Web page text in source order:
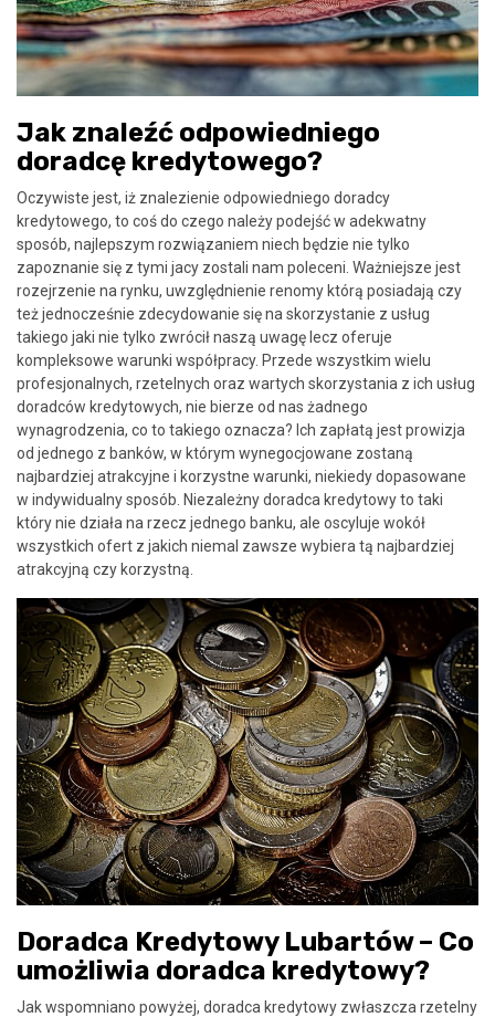
Jak znaleźć odpowiedniego
doradcę kredytowego?
Oczywiste jest, iż znalezienie odpowiedniego doradcy
kredytowego, to coś do czego należy podejść w adekwatny
sposób, najlepszym rozwiązaniem niech będzie nie tylko
zapoznanie się z tymi jacy zostali nam poleceni. Ważniejsze jest
rozejrzenie na rynku, uwzględnienie renomy którą posiadają czy
też jednocześnie zdecydowanie się na skorzystanie z usług
takiego jaki nie tylko zwrócił naszą uwagę lecz oferuje
kompleksowe warunki współpracy. Przede wszystkim wielu
profesjonalnych, rzetelnych oraz wartych skorzystania z ich usług
doradców kredytowych, nie bierze od nas żadnego
wynagrodzenia, co to takiego oznacza? Ich zapłatą jest prowizja
od jednego z banków, w którym wynegocjowane zostaną
najbardziej atrakcyjne i korzystne warunki, niekiedy dopasowane
w indywidualny sposób. Niezależny doradca kredytowy to taki
który nie działa na rzecz jednego banku, ale oscyluje wokół
wszystkich ofert z jakich niemal zawsze wybiera tą najbardziej
atrakcyjną czy korzystną.
Doradca Kredytowy Lubartów – Co
umożliwia doradca kredytowy?
Jak wspomniano powyżej, doradca kredytowy zwłaszcza rzetelny